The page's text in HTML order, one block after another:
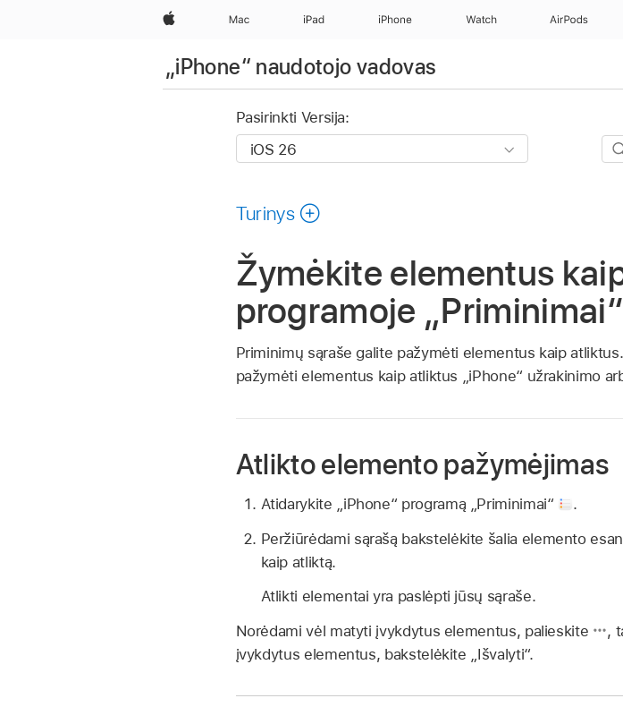
Apple Mac iPad iPhone Watch AirPods
„iPhone“ naudotojo vadovas
Pasirinkti Versija:
Turinys
Žymėkite elementus
programoje „Priminimai“
Priminimų sąraše galite pažymėti elementus kaip
pažymėti elementus kaip atliktus „iPhone“ užrakinimo
Atlikto elemento pažymėjimas
Atidarykite „iPhone“ programą „Priminimai“
.
Peržiūrėdami sąrašą bakstelėkite šalia elemento
kaip atliktą.
Atlikti elementai yra paslėpti jūsų sąraše.
Norėdami vėl matyti įvykdytus elementus, palieskite
,
įvykdytus elementus, bakstelėkite „Išvalyti“.